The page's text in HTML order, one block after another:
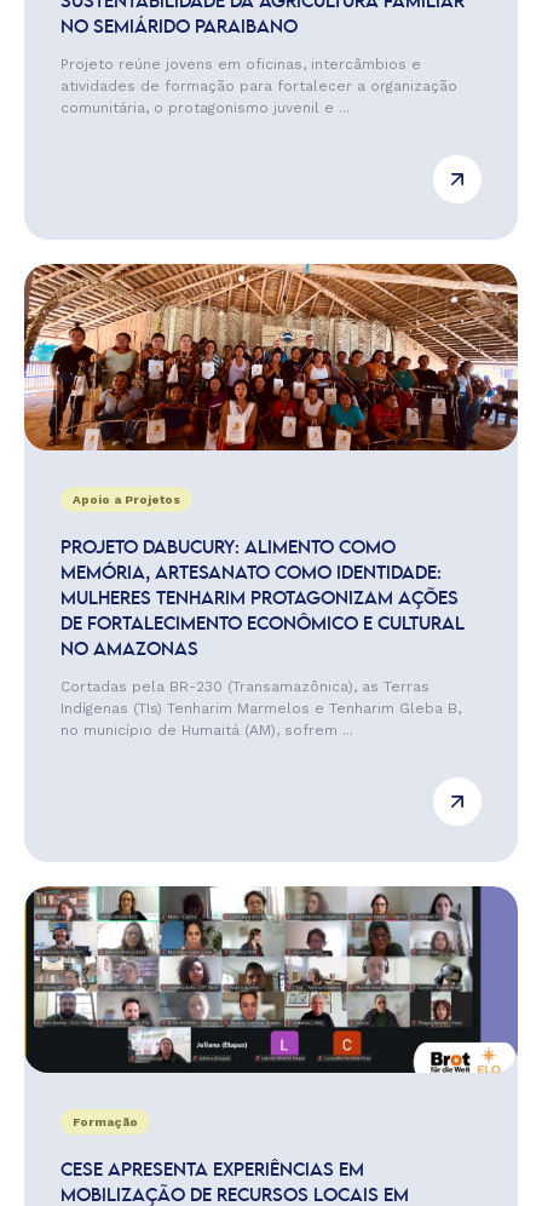
NO SEMIÁRIDO PARAIBANO
Projeto reúne jovens em oficinas, intercâmbios e
atividades de formação para fortalecer a organização
comunitária, o protagonismo juvenil e ...
Apoio a Projetos
PROJETO DABUCURY: ALIMENTO COMO
MEMÓRIA, ARTESANATO COMO IDENTIDADE:
MULHERES TENHARIM PROTAGONIZAM AÇÕES
DE FORTALECIMENTO ECONÔMICO E CULTURAL
NO AMAZONAS
Cortadas pela BR-230 (Transamazônica), as Terras
Indígenas (TIs) Tenharim Marmelos e Tenharim Gleba B,
no município de Humaitá (AM), sofrem ...
Formação
CESE APRESENTA EXPERIÊNCIAS EM
MOBILIZAÇÃO DE RECURSOS LOCAIS EM